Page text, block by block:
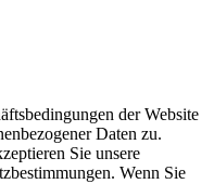
der Website
Daten zu.
Sie unsere
Wenn Sie